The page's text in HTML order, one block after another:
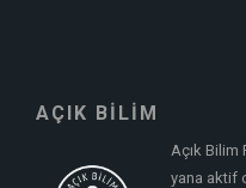
AÇIK BİLİM
Açık Bilim
yana aktif